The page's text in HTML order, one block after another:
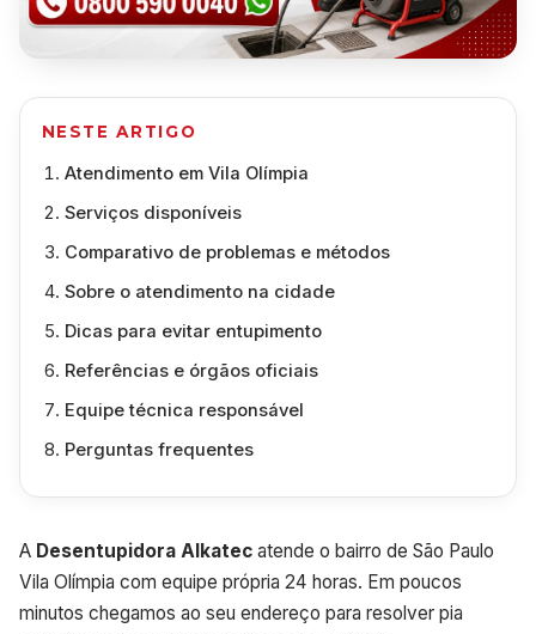
NESTE ARTIGO
Atendimento em Vila Olímpia
Serviços disponíveis
Comparativo de problemas e métodos
Sobre o atendimento na cidade
Dicas para evitar entupimento
Referências e órgãos oficiais
Equipe técnica responsável
Perguntas frequentes
A Desentupidora Alkatec atende o bairro de São Paulo
Vila Olímpia com equipe própria 24 horas. Em poucos
minutos chegamos ao seu endereço para resolver pia